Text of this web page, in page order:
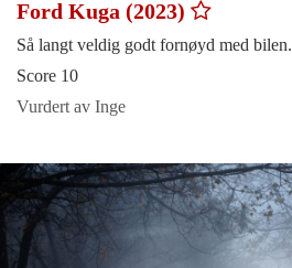
Ford Kuga (2023)
Så langt veldig godt fornøyd med bilen.
Score 10
Vurdert av Inge